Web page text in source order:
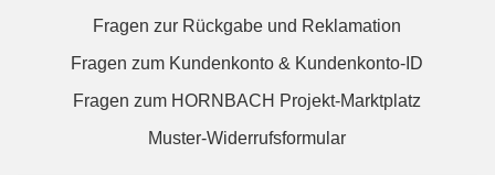
Fragen zur Rückgabe und Reklamation
Fragen zum Kundenkonto & Kundenkonto-ID
Fragen zum HORNBACH Projekt-Marktplatz
Muster-Widerrufsformular